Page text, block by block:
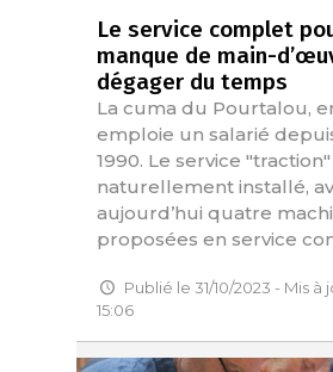
Le service complet
manque de main-
dégager du temps
La cuma du Pourtalou,
emploie un salarié
1990. Le service "traction"
naturellement installé,
aujourd’hui quatre
proposées en service
Publié le 31/10/2023 - Mis à
15:06